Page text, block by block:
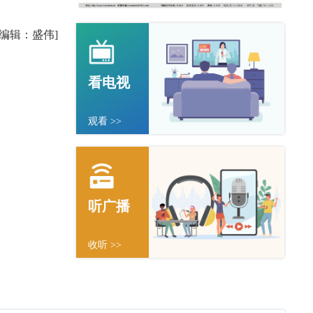
辑：盛伟]
看电视
观看 >>
听广播
收听 >>